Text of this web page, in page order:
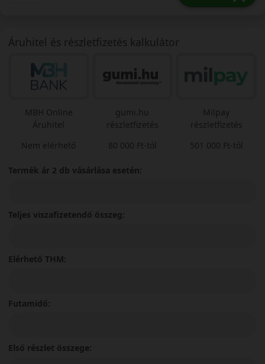
Áruhitel és részletfizetés kalkulátor
MBH Online
Áruhitel
Nem elérhető
gumi.hu
részletfizetés
80 000 Ft-tól
Milpay
részletfizetés
501 000 Ft-tól
Termék ár 2 db vásárlása esetén:
Teljes viszafizetendő összeg:
Elérhető THM:
Futamidő:
Első részlet összege: